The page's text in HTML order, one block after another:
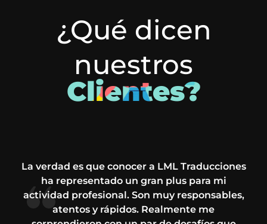
¿Qué dicen
nuestros
Clientes?
La verdad es que conocer a LML Traducciones
ha representado un gran plus para mi
actividad profesional. Son muy responsables,
atentos y rápidos. Realmente me